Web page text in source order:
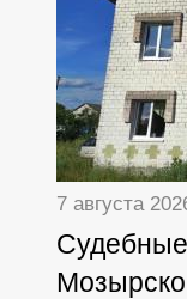
7 августа